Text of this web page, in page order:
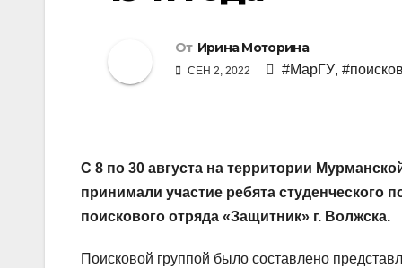
От Ирина Моторина
СЕН 2, 2022 #МарГУ,
С 8 по 30 августа на территории
принимали участие ребята студенческого
поискового отряда «Защитник» г. Волжска.
Поисковой группой было составлено